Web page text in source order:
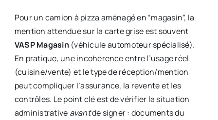
Pour un camion à pizza aménagé en “magasin”, la
mention attendue sur la carte grise est souvent
VASP Magasin (véhicule automoteur spécialisé).
En pratique, une incohérence entre l’usage réel
(cuisine/vente) et le type de réception/mention
peut compliquer l’assurance, la revente et les
contrôles. Le point clé est de vérifier la situation
administrative avantde signer : documents du